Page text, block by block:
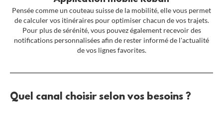
Pensée comme un couteau suisse de la mobilité, elle vous permet
de calculer vos itinéraires pour optimiser chacun de vos trajets.
Pour plus de sérénité, vous pouvez également recevoir des
notifications personnalisées afin de rester informé de l'actualité
de vos lignes favorites.
Quel canal choisir selon vos besoins ?